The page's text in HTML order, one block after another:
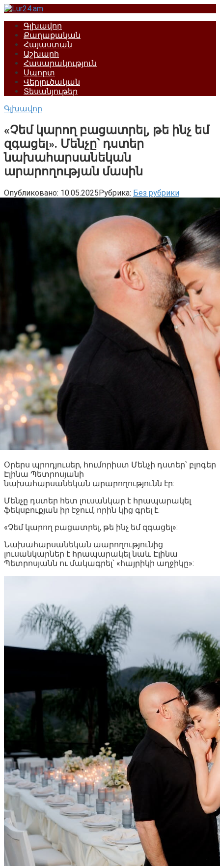
Перейти
контентуԳլխավոր
Քաղաքական
Հայաստան
Աշխարհ
Հասարակություն
Սպորտ
Վերլուծական
Տեսանյութեր
Գլխավոր
«Չեմ կարող բացատրել, թե ինչ եմ
զգացել». Մենչը՝ դստեր
նախահարսանեկան
արարողության մասին
Опубликовано: 10.05.2025Рубрика: Без рубрики
Օրերս պրոդյուսեր, հումորիստ Մենչի դստեր՝ բլոգեր
Էլինա Պետրոսյանի
նախահարսանեկան արարողությունն էր:
Մենչը դստեր հետ լուսանկար է հրապարակել
ֆեկսբուքյան իր էջում, որին կից գրել է.
«Չեմ կարող բացատրել, թե ինչ եմ զգացել»:
Նախահարսանեկան աարողությունից
լուսանկարներ է հրապարակել նաև Էլինա
Պետրոսյանն ու մակագրել՝ «հայրիկի աղջիկը»: